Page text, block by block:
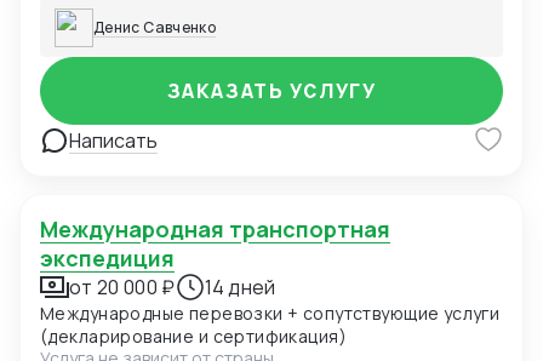
Денис Савченко
Написать
ЗАКАЗАТЬ УСЛУГУ
Международная транспортная
экспедиция
от 20 000 ₽ 14 дней
Международные перевозки + сопутствующие услуги
(декларирование и сертификация)